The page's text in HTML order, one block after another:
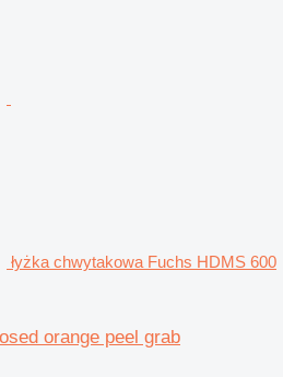
łyżka chwytakowa Fuchs HDMS 600
orange peel grab